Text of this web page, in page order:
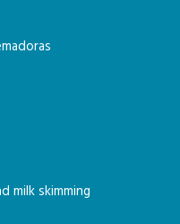
milk skimming